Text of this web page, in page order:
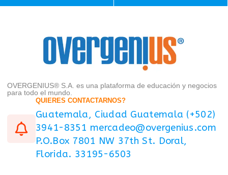
OVERGENIUS® S.A. es una plataforma de educación y negocios
para todo el mundo.
QUIERES CONTACTARNOS?
Guatemala, Ciudad Guatemala (+502)
3941-8351 mercadeo@overgenius.com
P.O.Box 7801 NW 37th St. Doral,
Florida. 33195-6503